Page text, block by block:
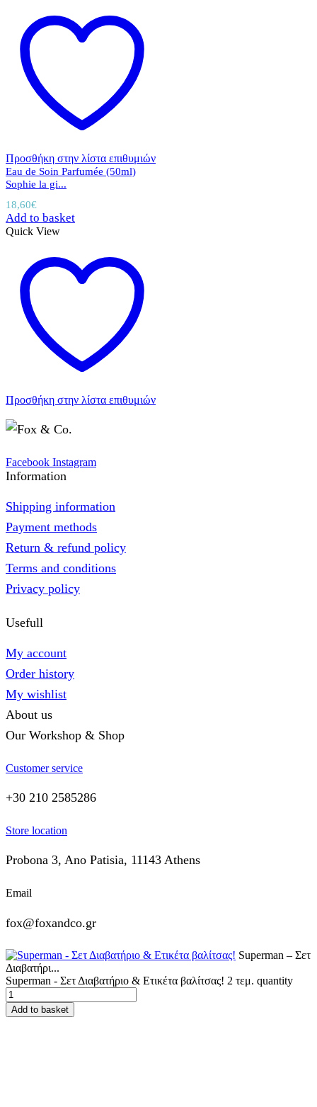
Προσθήκη στην λίστα επιθυμιών
Eau de Soin Parfumée (50ml)
Sophie la gi...
18,60€
Add to basket
Quick View
Προσθήκη στην λίστα επιθυμιών
Facebook Instagram
Information
Shipping information
Payment methods
Return & refund policy
Terms and conditions
Privacy policy
Usefull
My account
Order history
My wishlist
About us
Our Workshop & Shop
Customer service
+30 210 2585286
Store location
Probona 3, Ano Patisia, 11143 Athens
Email
fox@foxandco.gr
Superman – Σετ
Διαβατήρι...
Superman - Σετ Διαβατήριο & Ετικέτα βαλίτσας! 2 τεμ. quantity
Add to basket